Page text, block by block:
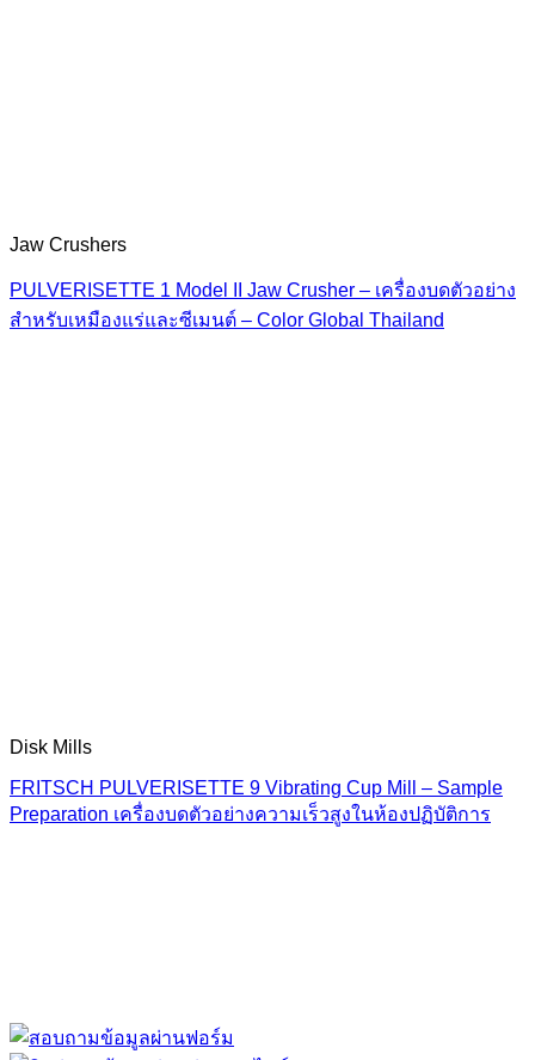
Jaw Crushers
PULVERISETTE 1 Model II Jaw Crusher – เครื่องบดตัวอย่าง
สำหรับเหมืองแร่และซีเมนต์ – Color Global Thailand
Disk Mills
FRITSCH PULVERISETTE 9 Vibrating Cup Mill – Sample
Preparation เครื่องบดตัวอย่างความเร็วสูงในห้องปฏิบัติการ